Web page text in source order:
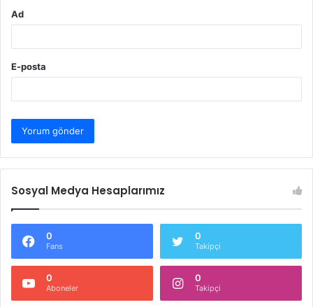
Ad
E-posta
Sosyal Medya Hesaplarımız
0
Fans
0
Takipçi
0
Aboneler
0
Takipçi